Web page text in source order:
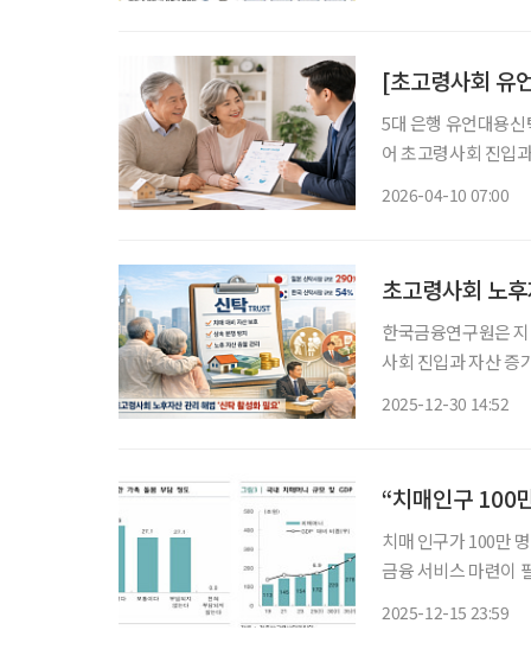
5대 은행 유언대용
어 초고령사회 진입과 함께 사후 자산관리와 상속 설계에 대한 관심이 높아지면서 유언대용
2026-04-10 07:00
초고령사회 노
한국금융연구원은
사회 진입과 자산 증
2025-12-30 14:52
“치매인구 100
치매 인구가 100만
금융 서비스 마련이 필요하다는 제언이
2025-12-15 23:59